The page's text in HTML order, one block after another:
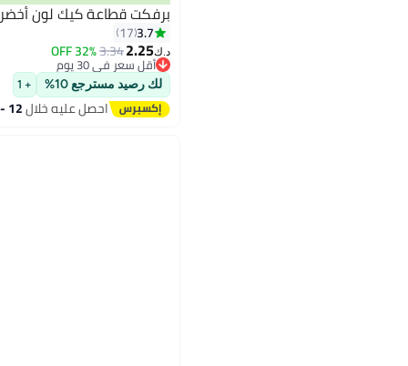
برفكت قطاعة كيك لون أخضر من
3.7
17
د.ك‏2.25
3.34
32% OFF
أقل سعر في 30 يوم
أقل سعر في 30 يوم
لك رصيد مسترجع 10% + 1
احصل عليه خلال12 - 13 اغسطس